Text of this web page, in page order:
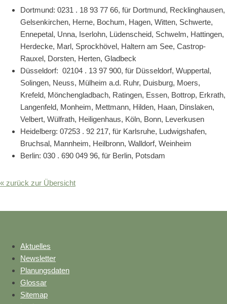
Dortmund: 0231 . 18 93 77 66, für Dortmund, Recklinghausen,
Gelsenkirchen, Herne, Bochum, Hagen, Witten, Schwerte,
Ennepetal, Unna, Iserlohn, Lüdenscheid, Schwelm, Hattingen,
Herdecke, Marl, Sprockhövel, Haltern am See, Castrop-
Rauxel, Dorsten, Herten, Gladbeck
Düsseldorf: 02104 . 13 97 900, für Düsseldorf, Wuppertal,
Solingen, Neuss, Mülheim a.d. Ruhr, Duisburg, Moers,
Krefeld, Mönchengladbach, Ratingen, Essen, Bottrop, Erkrath,
Langenfeld, Monheim, Mettmann, Hilden, Haan, Dinslaken,
Velbert, Wülfrath, Heiligenhaus, Köln, Bonn, Leverkusen
Heidelberg: 07253 . 92 217, für Karlsruhe, Ludwigshafen,
Bruchsal, Mannheim, Heilbronn, Walldorf, Weinheim
Berlin: 030 . 690 049 96, für Berlin, Potsdam
« zurück zur Übersicht
Aktuelles
Newsletter
Planungsdaten
Glossar
Sitemap